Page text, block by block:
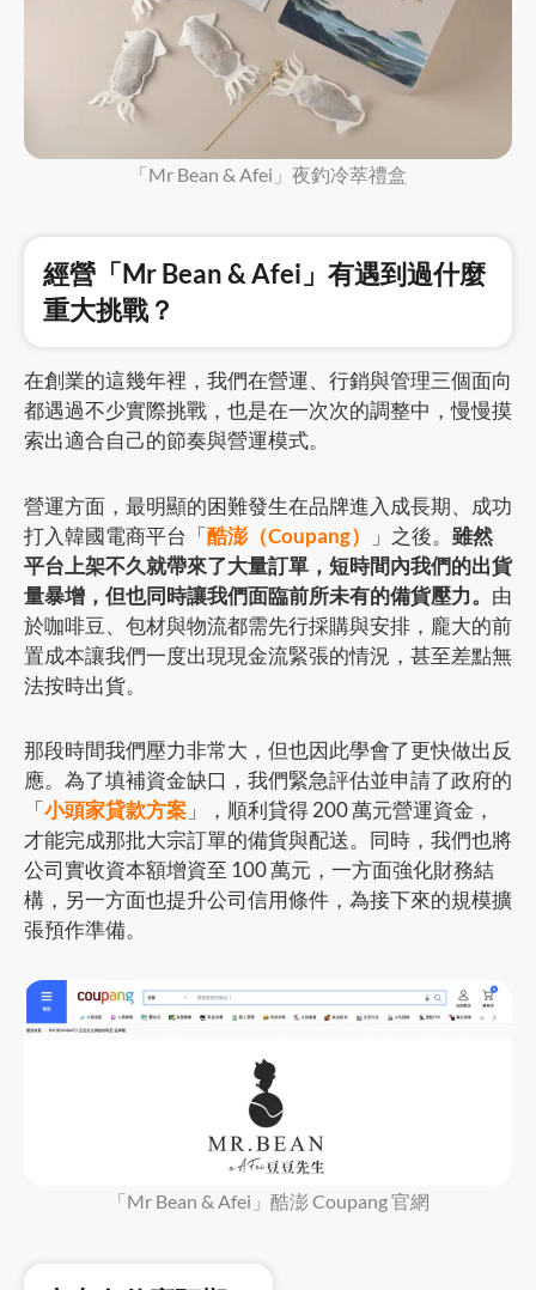
「Mr Bean & Afei」夜釣冷萃禮盒
經營「Mr Bean & Afei」有遇到過什麼
重大挑戰？
在創業的這幾年裡，我們在營運、行銷與管理三個面向
都遇過不少實際挑戰，也是在一次次的調整中，慢慢摸
索出適合自己的節奏與營運模式。
營運方面，最明顯的困難發生在品牌進入成長期、成功
打入韓國電商平台「酷澎（Coupang） 」之後。 雖然
平台上架不久就帶來了大量訂單，短時間內我們的出貨
量暴增，但也同時讓我們面臨前所未有的備貨壓力。 由
於咖啡豆、包材與物流都需先行採購與安排，龐大的前
置成本讓我們一度出現現金流緊張的情況，甚至差點無
法按時出貨。
那段時間我們壓力非常大，但也因此學會了更快做出反
應。為了填補資金缺口，我們緊急評估並申請了政府的
「小頭家貸款方案 」，順利貸得 200 萬元營運資金，
才能完成那批大宗訂單的備貨與配送。同時，我們也將
公司實收資本額增資至 100 萬元，一方面強化財務結
構，另一方面也提升公司信用條件，為接下來的規模擴
張預作準備。
「Mr Bean & Afei」酷澎 Coupang 官網